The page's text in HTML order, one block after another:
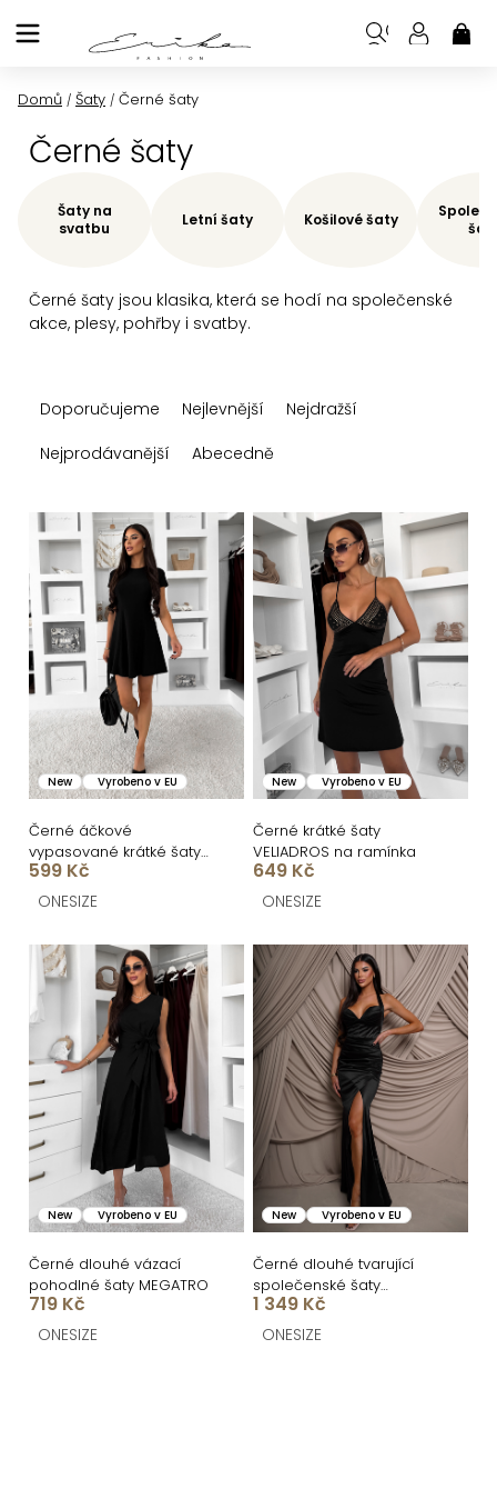
na
Domů / Šaty / Černé šaty
Černé šaty
Černé šaty jsou klasika, která se hodí na společenské
akce, plesy, pohřby i svatby.
Šaty na
svatbu
Letní šaty Košilové šaty
a
n
p
r
o
d
u
k
t
ů
Doporučujeme Nejlevnější
Nejdražší
Nejprodávanější
Abecedně
V
ý
p
i
s
p
r
o
d
u
k
ů
New Vyrobeno v EU
Černé áčkové
vypasované krátké šaty
UTARALY
599 Kč
ONESIZE
New Vyrobeno v EU
Černé krátké šaty
VELIADROS na ramínka
649 Kč
ONESIZE
New Vyrobeno v EU
Černé dlouhé vázací
pohodlné šaty MEGATRO
719 Kč
ONESIZE
New Vyrobeno v EU
Černé dlouhé tvarující
společenské šaty
FRUESTA
1 349 Kč
ONESIZE